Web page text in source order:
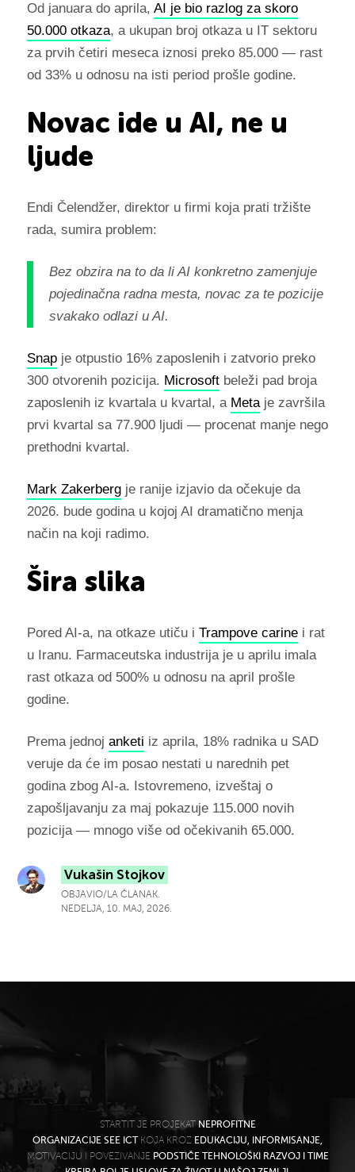
Od januara do aprila, AI je bio razlog za skoro
50.000 otkaza, a ukupan broj otkaza u IT sektoru
za prvih četiri meseca iznosi preko 85.000 — rast
od 33% u odnosu na isti period prošle godine.
Novac ide u AI, ne u
ljude
Endi Čelendžer, direktor u firmi koja prati tržište
rada, sumira problem:
Bez obzira na to da li AI konkretno zamenjuje
pojedinačna radna mesta, novac za te pozicije
svakako odlazi u AI.
Snapje otpustio 16% zaposlenih i zatvorio preko
300 otvorenih pozicija. Microsoftbeleži pad broja
zaposlenih iz kvartala u kvartal, a Metaje završila
prvi kvartal sa 77.900 ljudi — procenat manje nego
prethodni kvartal.
Mark Zakerbergje ranije izjavio da očekuje da
2026. bude godina u kojoj AI dramatično menja
način na koji radimo.
Šira slika
Pored AI-a, na otkaze utiču i Trampove carinei rat
u Iranu. Farmaceutska industrija je u aprilu imala
rast otkaza od 500% u odnosu na april prošle
godine.
Prema jednoj anketi iz aprila, 18% radnika u SAD
veruje da će im posao nestati u narednih pet
godina zbog AI-a. Istovremeno, izveštaj o
zapošljavanju za maj pokazuje 115.000 novih
pozicija — mnogo više od očekivanih 65.000.
Vukašin Stojkov
OBJAVIO/LA ČLANAK.
NEDELJA, 10. MAJ, 2026.
STARTIT JE PROJEKAT NEPROFITNE
ORGANIZACIJE SEE ICTKOJA KROZ EDUKACIJU, INFORMISANJE,
MOTIVACIJU I POVEZIVANJE PODSTIČE TEHNOLOŠKI RAZVOJ I TIME